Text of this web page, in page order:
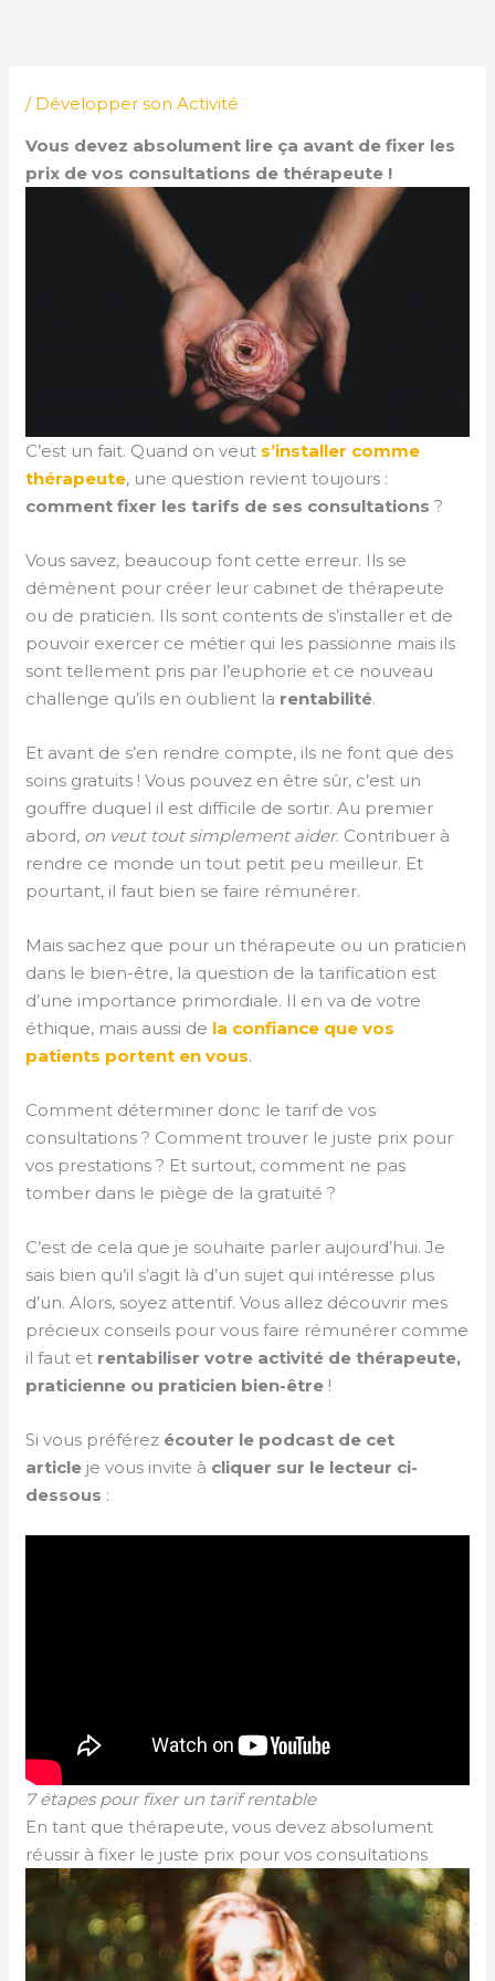
/ Développer son Activité
Vous devez absolument lire ça avant de fixer les
prix de vos consultations de thérapeute !
C’est un fait. Quand on veut s’installer comme
thérapeute, une question revient toujours :
comment fixer les tarifs de ses consultations ?
Vous savez, beaucoup font cette erreur. Ils se
démènent pour créer leur cabinet de thérapeute
ou de praticien. Ils sont contents de s’installer et de
pouvoir exercer ce métier qui les passionne mais ils
sont tellement pris par l’euphorie et ce nouveau
challenge qu’ils en oublient la rentabilité.
Et avant de s’en rendre compte, ils ne font que des
soins gratuits ! Vous pouvez en être sûr, c’est un
gouffre duquel il est difficile de sortir. Au premier
abord, on veut tout simplement aider. Contribuer à
rendre ce monde un tout petit peu meilleur. Et
pourtant, il faut bien se faire rémunérer.
Mais sachez que pour un thérapeute ou un praticien
dans le bien-être, la question de la tarification est
d’une importance primordiale. Il en va de votre
éthique, mais aussi de la confiance que vos
patients portent en vous.
Comment déterminer donc le tarif de vos
consultations ? Comment trouver le juste prix pour
vos prestations ? Et surtout, comment ne pas
tomber dans le piège de la gratuité ?
C’est de cela que je souhaite parler aujourd’hui. Je
sais bien qu’il s’agit là d’un sujet qui intéresse plus
d’un. Alors, soyez attentif. Vous allez découvrir mes
précieux conseils pour vous faire rémunérer comme
il faut et rentabiliser votre activité de thérapeute,
praticienne ou praticien bien-être !
Si vous préférez écouter le podcast de cet
article je vous invite à cliquer sur le lecteur ci-
dessous :
7 étapes pour fixer un tarif rentable
En tant que thérapeute, vous devez absolument
réussir à fixer le juste prix pour vos consultations